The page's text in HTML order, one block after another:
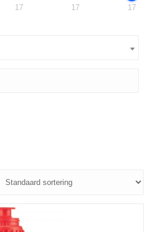
17 17 17